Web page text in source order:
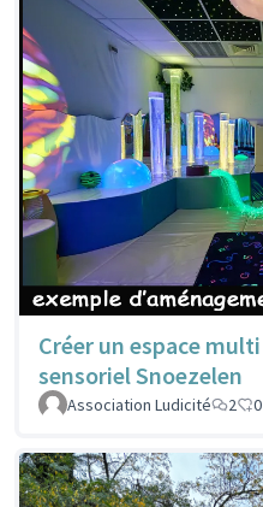
Créer un espace multi
sensoriel Snoezelen
Association Ludicité
2 0